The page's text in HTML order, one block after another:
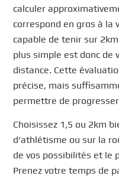
calculer
correspond en gros à la
capable de tenir sur
plus simple est donc de
distance. Cette
précise, mais
permettre de
Choisissez 1,5 ou 2km
d’athlétisme ou sur la
de vos possibilités et le
Prenez votre temps de